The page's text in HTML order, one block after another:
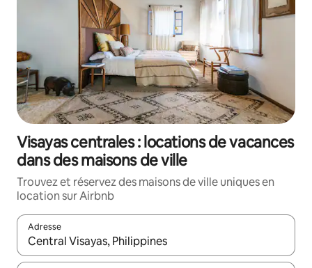
Visayas centrales : locations de vacances
dans des maisons de ville
Trouvez et réservez des maisons de ville uniques en
location sur Airbnb
Adresse
Lorsque les résultats s'affichent, utilisez les flèches vers le